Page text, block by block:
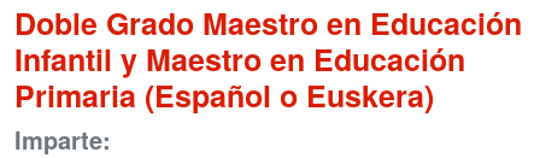
Doble Grado Maestro en Educación
Infantil y Maestro en Educación
Primaria (Español o Euskera)
Imparte: